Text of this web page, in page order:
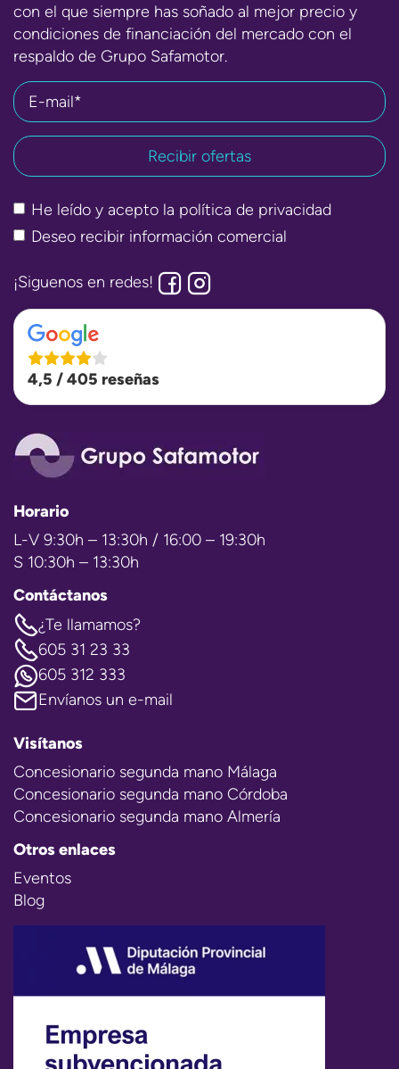
con el que siempre has soñado al mejor precio y
condiciones de financiación del mercado con el
respaldo de Grupo Safamotor.
E-mail*
He leído y acepto la política de privacidad
Deseo recibir información comercial
¡Siguenos en redes!
4,5 / 405 reseñas
Horario
L-V 9:30h – 13:30h / 16:00 – 19:30h
S 10:30h – 13:30h
Contáctanos
¿Te llamamos?
605 31 23 33
605 312 333
Envíanos un e-mail
Visítanos
Concesionario segunda mano Málaga
Concesionario segunda mano Córdoba
Concesionario segunda mano Almería
Otros enlaces
Eventos
Blog